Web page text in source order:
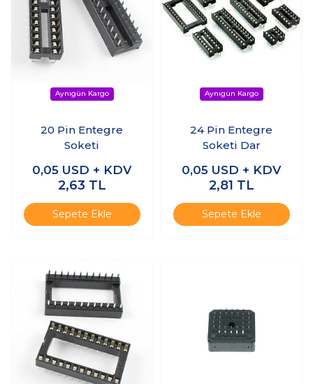
20 Pin Entegre
Soketi
0,05 USD + KDV
2,63 TL
Sepete Ekle
24 Pin Entegre
Soketi Dar
0,05 USD + KDV
2,81 TL
Sepete Ekle